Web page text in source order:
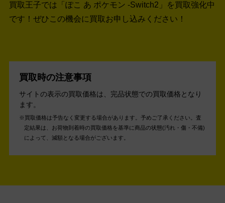
買取王子では「ぽこ あ ポケモン -Switch2」を買取強化中
です！ ぜひこの機会に買取お申し込みください！
買取時の注意事項
サイトの表示の買取価格は、完品状態での買取価格となり
ます。
買取価格は予告なく変更する場合があります。予めご了承ください。 査
定結果は、お荷物到着時の買取価格を基準に商品の状態(汚れ・傷・不備)
によって、減額となる場合がございます。